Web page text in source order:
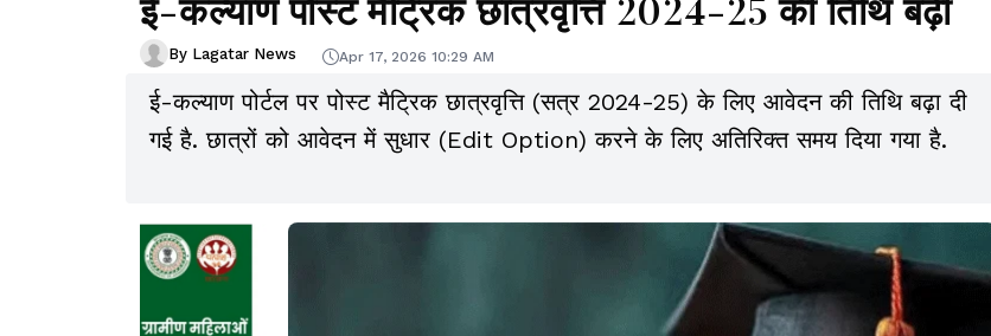
By Lagatar News Apr 17, 2026 10:29 AM
ई-कल्याण पोर्टल पर पोस्ट मैट्रिक छात्रवृत्ति (सत्र 2024-25) के लिए आवेदन की तिथि बढ़ा दी
गई है. छात्रों को आवेदन में सुधार (Edit Option) करने के लिए अतिरिक्त समय दिया गया है.